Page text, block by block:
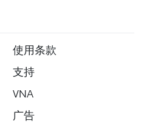
使用条款
支持
VNA
广告